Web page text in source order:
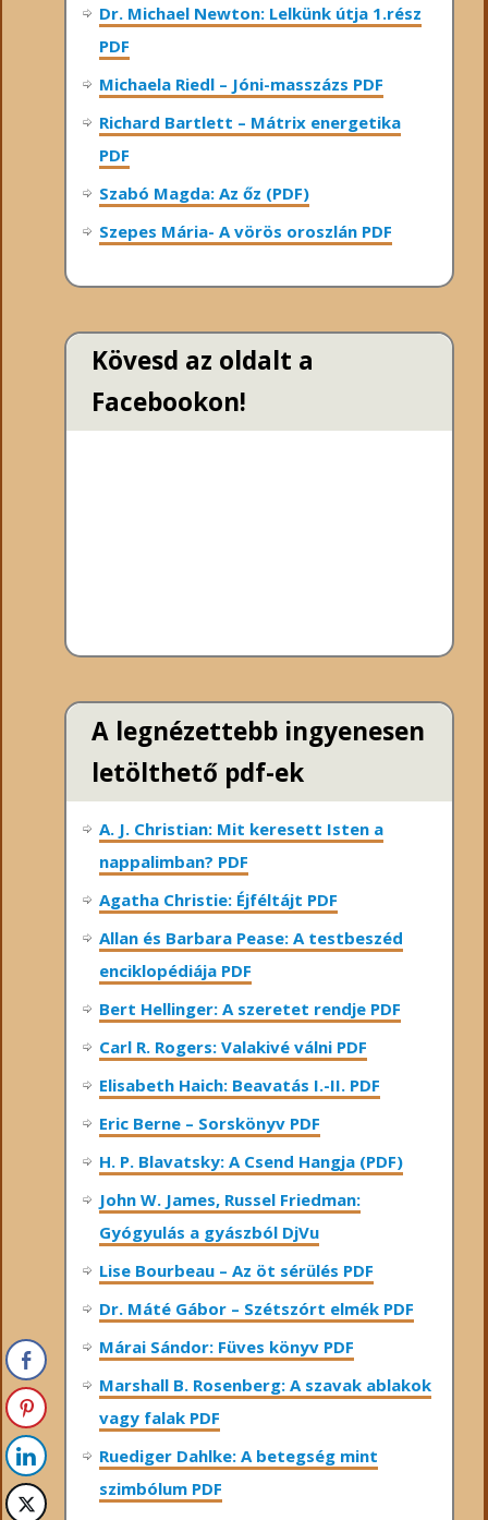
Dr. Michael Newton: Lelkünk útja 1.rész
PDF
Michaela Riedl – Jóni-masszázs PDF
Richard Bartlett – Mátrix energetika
PDF
Szabó Magda: Az őz (PDF)
Szepes Mária- A vörös oroszlán PDF
Kövesd az oldalt a
Facebookon!
A legnézettebb ingyenesen
letölthető pdf-ek
A. J. Christian: Mit keresett Isten a
nappalimban? PDF
Agatha Christie: Éjféltájt PDF
Allan és Barbara Pease: A testbeszéd
enciklopédiája PDF
Bert Hellinger: A ​szeretet rendje PDF
Carl R. Rogers: Valakivé válni PDF
Elisabeth Haich: Beavatás I.-II. PDF
Eric Berne – Sorskönyv PDF
H. P. Blavatsky: A Csend Hangja (PDF)
John W. James, Russel Friedman:
Gyógyulás a gyászból DjVu
Lise Bourbeau – Az öt sérülés PDF
Dr. Máté Gábor – Szétszórt elmék PDF
Márai Sándor: Füves könyv PDF
Marshall B. Rosenberg: A szavak ablakok
vagy falak PDF
Ruediger Dahlke: A betegség mint
szimbólum PDF